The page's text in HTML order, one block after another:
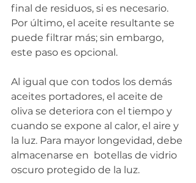
final de residuos, si es necesario.
Por último, el aceite resultante se
puede filtrar más; sin embargo,
este paso es opcional.
Al igual que con todos los demás
aceites portadores, el aceite de
oliva se deteriora con el tiempo y
cuando se expone al calor, el aire y
la luz. Para mayor longevidad, debe
almacenarse en  botellas de vidrio
oscuro protegido de la luz.